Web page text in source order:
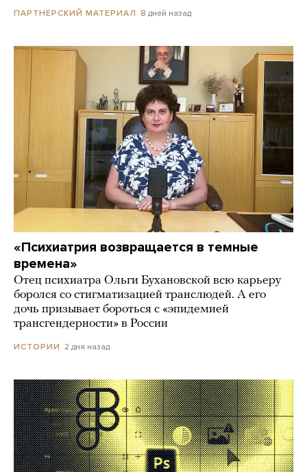
ПАРТНЕРСКИЙ МАТЕРИАЛ 8 дней назад
«Психиатрия возвращается в темные
времена»
Отец психиатра Ольги Бухановской всю карьеру
боролся со стигматизацией транслюдей. А его
дочь призывает бороться с «эпидемией
трансгендерности» в России
ИСТОРИИ 2 дня назад